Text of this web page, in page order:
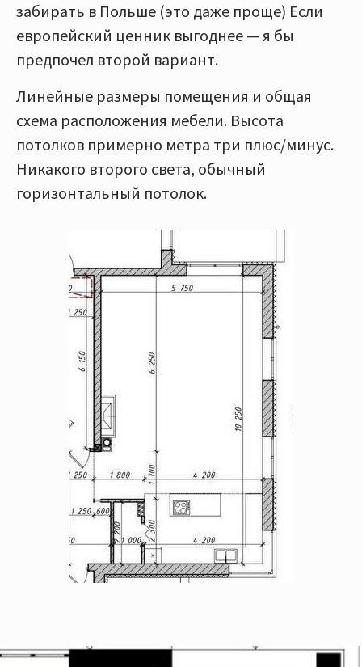
забирать в Польше (это даже проще) Если
европейский ценник выгоднее — я бы
предпочел второй вариант.
Линейные размеры помещения и общая
схема расположения мебели. Высота
потолков примерно метра три плюс/минус.
Никакого второго света, обычный
горизонтальный потолок.